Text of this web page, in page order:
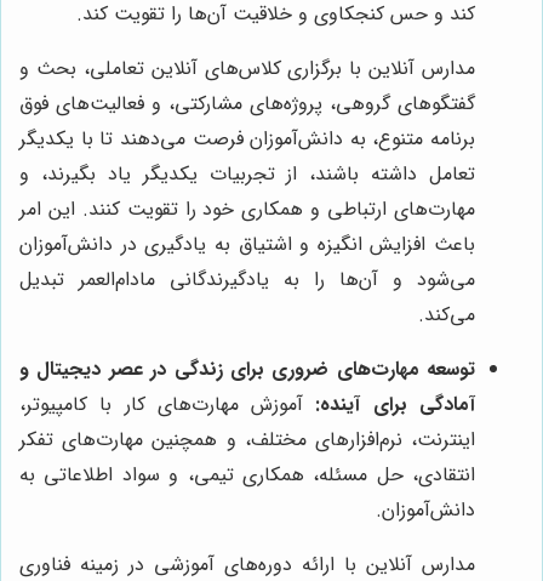
کند و حس کنجکاوی و خلاقیت آن‌ها را تقویت کند.
مدارس آنلاین با برگزاری کلاس‌های آنلاین تعاملی، بحث و
گفتگوهای گروهی، پروژه‌های مشارکتی، و فعالیت‌های فوق
برنامه متنوع، به دانش‌آموزان فرصت می‌دهند تا با یکدیگر
تعامل داشته باشند، از تجربیات یکدیگر یاد بگیرند، و
مهارت‌های ارتباطی و همکاری خود را تقویت کنند. این امر
باعث افزایش انگیزه و اشتیاق به یادگیری در دانش‌آموزان
می‌شود و آن‌ها را به یادگیرندگانی مادام‌العمر تبدیل
می‌کند.
توسعه مهارت‌های ضروری برای زندگی در عصر دیجیتال و
آمادگی برای آینده: آموزش مهارت‌های کار با کامپیوتر،
اینترنت، نرم‌افزارهای مختلف، و همچنین مهارت‌های تفکر
انتقادی، حل مسئله، همکاری تیمی، و سواد اطلاعاتی به
دانش‌آموزان.
مدارس آنلاین با ارائه دوره‌های آموزشی در زمینه فناوری